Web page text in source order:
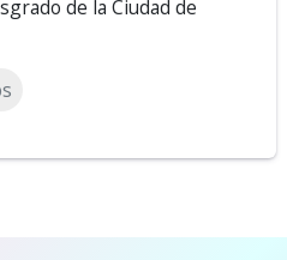
de la Ciudad de